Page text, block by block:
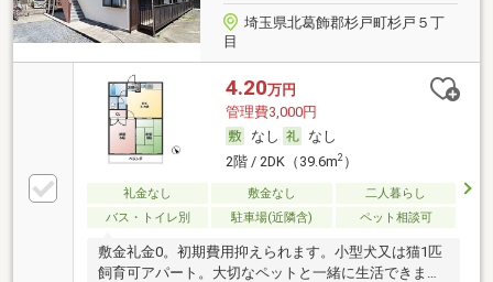
埼玉県北葛飾郡杉戸町杉戸５丁
目
4.20万円
管理費3,000円
なし
なし
2階 / 2DK（39.6m2）
礼金なし 敷金なし
二人暮らし
バス・トイレ別
駐車場(近隣含) ペット相談可
敷金礼金0。初期費用抑えられます。小型犬又は猫1匹
飼育可アパート。大切なペットと一緒に生活できま